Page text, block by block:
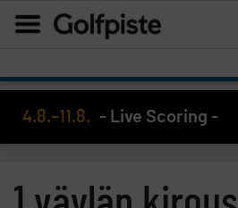
4.8.–11.8. - Live Scoring -